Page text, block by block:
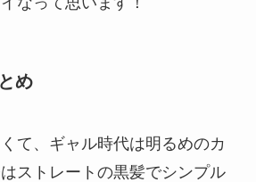
め
て、ギャル時代は明るめのカ
ストレートの黒髪でシンプル